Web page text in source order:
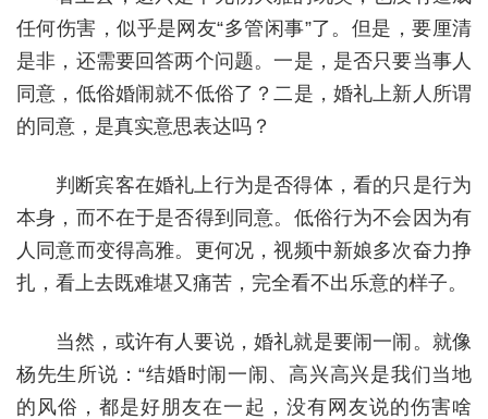
任何伤害，似乎是网友“多管闲事”了。但是，要厘清
是非，还需要回答两个问题。一是，是否只要当事人
同意，低俗婚闹就不低俗了？二是，婚礼上新人所谓
的同意，是真实意思表达吗？
判断宾客在婚礼上行为是否得体，看的只是行为
本身，而不在于是否得到同意。低俗行为不会因为有
人同意而变得高雅。更何况，视频中新娘多次奋力挣
扎，看上去既难堪又痛苦，完全看不出乐意的样子。
当然，或许有人要说，婚礼就是要闹一闹。就像
杨先生所说：“结婚时闹一闹、高兴高兴是我们当地
的风俗，都是好朋友在一起，没有网友说的伤害啥